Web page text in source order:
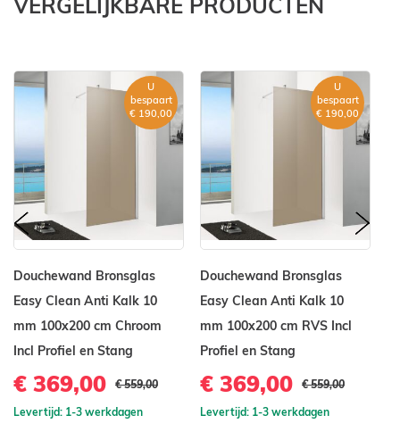
VERGELIJKBARE PRODUCTEN
Douchewand Bronsglas
Easy Clean Anti Kalk 10
mm 100x200 cm Chroom
Incl Profiel en Stang
U
bespaart
€ 190,00
€ 369,00 € 559,00
Levertijd: 1-3 werkdagen
Douchewand Bronsglas
Easy Clean Anti Kalk 10
mm 100x200 cm RVS Incl
Profiel en Stang
U
bespaart
€ 190,00
€ 369,00 € 559,00
Levertijd: 1-3 werkdagen
prev